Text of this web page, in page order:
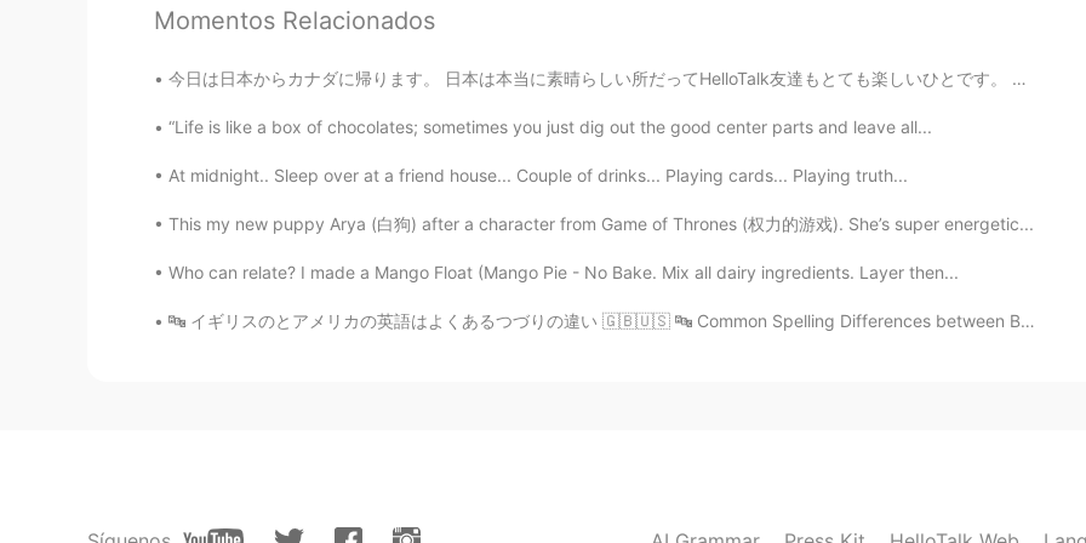
Mish • ミッシュ • 미시 2020.03.08 13:37
@Rie I love it too 😊
JP EN
@Mish • ミッシュ • 미시 Yes😄I only had one day in London so I definitely want to go
EN FR JP KR
Momentos Relacionados
今日は日本からカナダに帰ります。 日本は本当に素晴らしい所だってHelloTalk友達もとても楽しいひとです。 カナダに帰りたくなくて悲しくなったけどもちろん日本に帰りたい。 ところで、日...
“Life is like a box of chocolates; sometimes you just dig out the good center parts and leave all...
At midnight.. Sleep over at a friend house... Couple of drinks... Playing cards... Playing truth...
This my new puppy Arya (白狗) after a character from Game of Thrones (权力的游戏). She’s super energetic...
Who can relate? I made a Mango Float (Mango Pie - No Bake. Mix all dairy ingredients. Layer then...
🔤 イギリスのとアメリカの英語はよくあるつづりの違い 🇬🇧🇺🇸 🔤 Common Spelling Differences between British and American Engli...